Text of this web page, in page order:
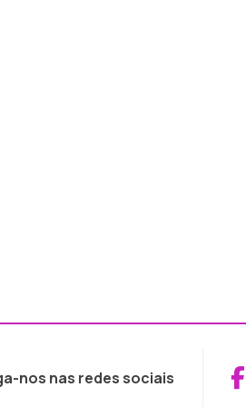
nos nas redes sociais